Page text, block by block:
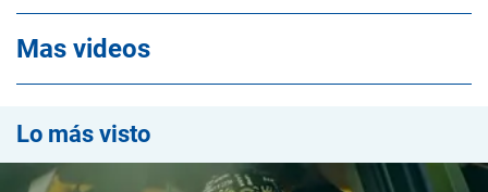
Mas videos
Lo más visto